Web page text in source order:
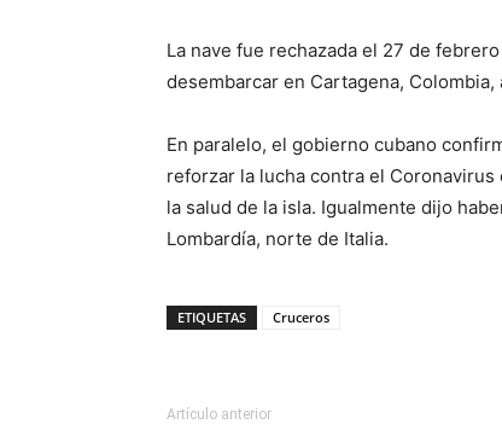
La nave fue rechazada el 27 de
desembarcar en Cartagena,
En paralelo, el gobierno cubano
reforzar la lucha contra el
la salud de la isla. Igualmente dijo
Lombardía, norte de Italia.
ETIQUETAS Cruceros
Artículo anterior